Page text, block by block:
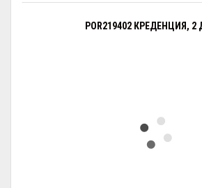
POR219402 КРЕДЕНЦИЯ, 2